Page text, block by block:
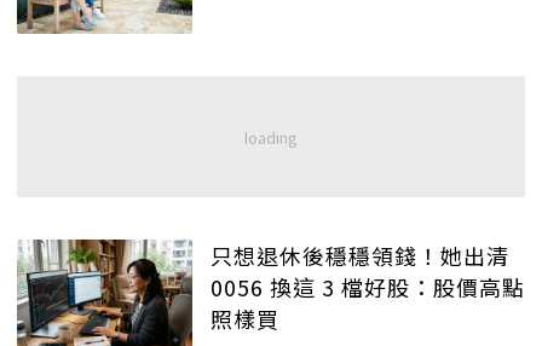
只想退休後穩穩領錢！她出清
0056 換這 3 檔好股：股價高點
照樣買